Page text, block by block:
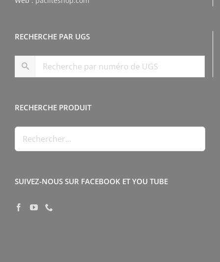
RECHERCHE PAR UGS
RECHERCHE PRODUIT
SUIVEZ-NOUS SUR FACEBOOK ET YOU TUBE